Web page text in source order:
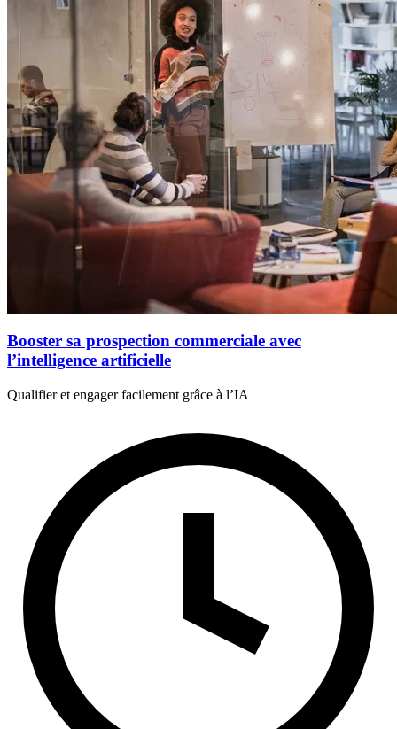
Booster sa prospection commerciale avec
l’intelligence artificielle
Qualifier et engager facilement grâce à l’IA